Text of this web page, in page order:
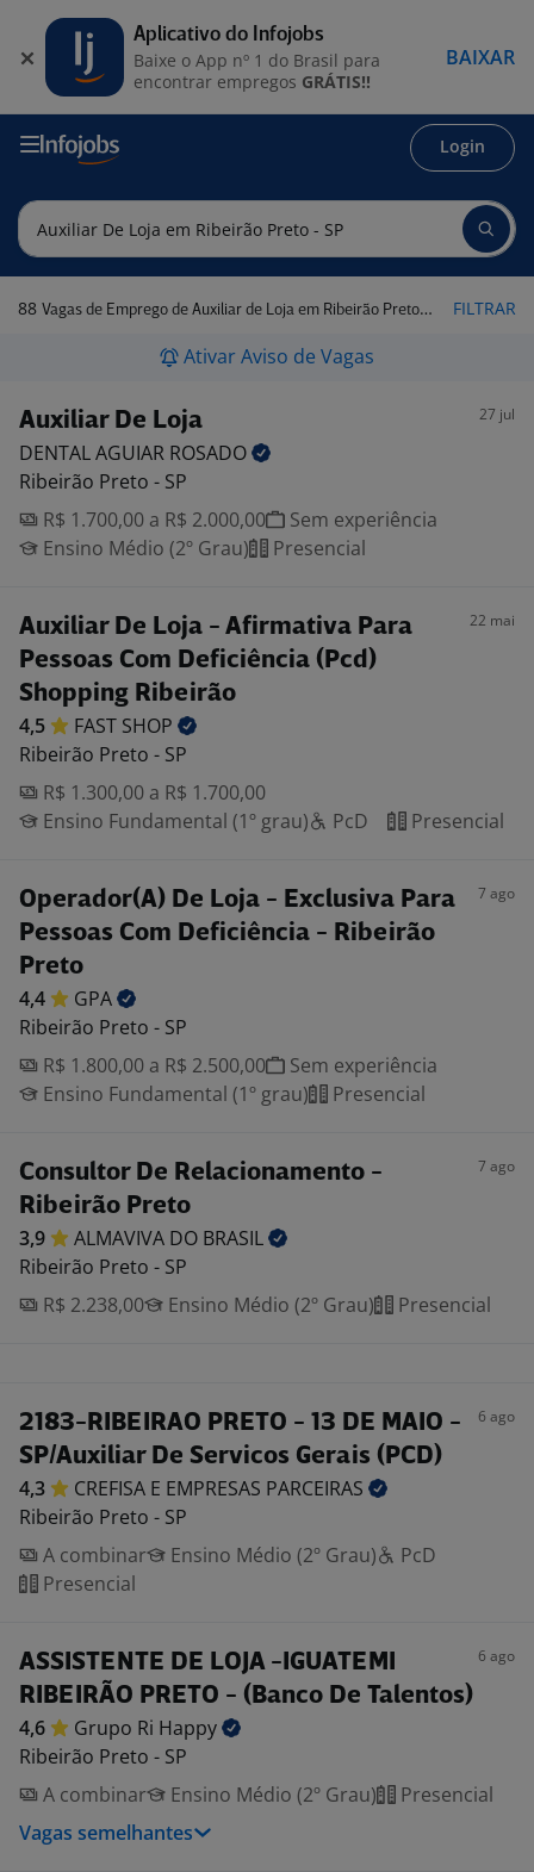
Login
88 Vagas de Emprego de Auxiliar de Loja em Ribeirão Preto - SP FILTRAR
Ativar Aviso de Vagas
Auxiliar De Loja 27 jul
DENTAL AGUIAR ROSADO
Ribeirão Preto - SP
R$ 1.700,00 a R$ 2.000,00
Sem experiência
Ensino Médio (2º Grau)
Presencial
Auxiliar De Loja - Afirmativa Para
Pessoas Com Deficiência (Pcd)
Shopping Ribeirão
22 mai
4,5 FAST SHOP
Ribeirão Preto - SP
R$ 1.300,00 a R$ 1.700,00
Ensino Fundamental (1º grau)
PcD Presencial
Operador(A) De Loja - Exclusiva Para
Pessoas Com Deficiência - Ribeirão
Preto
7 ago
4,4
GPA
Ribeirão Preto - SP
R$ 1.800,00 a R$ 2.500,00
Sem experiência
Ensino Fundamental (1º grau)
Presencial
Consultor De Relacionamento -
Ribeirão Preto
7 ago
3,9 ALMAVIVA DO BRASIL
Ribeirão Preto - SP
R$ 2.238,00
Ensino Médio (2º Grau) Presencial
2183-RIBEIRAO PRETO - 13 DE MAIO -
SP/Auxiliar De Servicos Gerais (PCD)
6 ago
4,3 CREFISA E EMPRESAS PARCEIRAS
Ribeirão Preto - SP
A combinar
Ensino Médio (2º Grau)
PcD
Presencial
ASSISTENTE DE LOJA -IGUATEMI
RIBEIRÃO PRETO - (Banco De Talentos)
6 ago
4,6 Grupo Ri Happy
Ribeirão Preto - SP
A combinar
Ensino Médio (2º Grau)
Presencial
Vagas semelhantes
Aplicativo do Infojobs
Baixe o App nº 1 do Brasil para
encontrar empregos GRÁTIS!!
BAIXAR